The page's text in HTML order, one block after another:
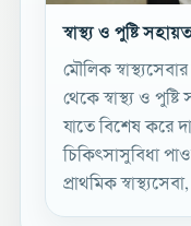
স্বাস্থ্য ও পুষ্টি
মৌলিক
থেকে স্বাস্থ্য ও
যাতে বিশেষ করে
চিকিৎসাসুবিধা
প্রাথমিক স্বাস্থ্যসেবা,